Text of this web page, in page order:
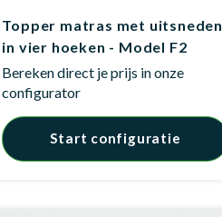
Topper matras met uitsneden
in vier hoeken - Model F2
Bereken direct je prijs in onze
configurator
Start configuratie